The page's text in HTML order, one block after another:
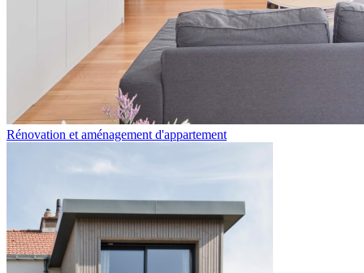
Rénovation et aménagement d'appartement